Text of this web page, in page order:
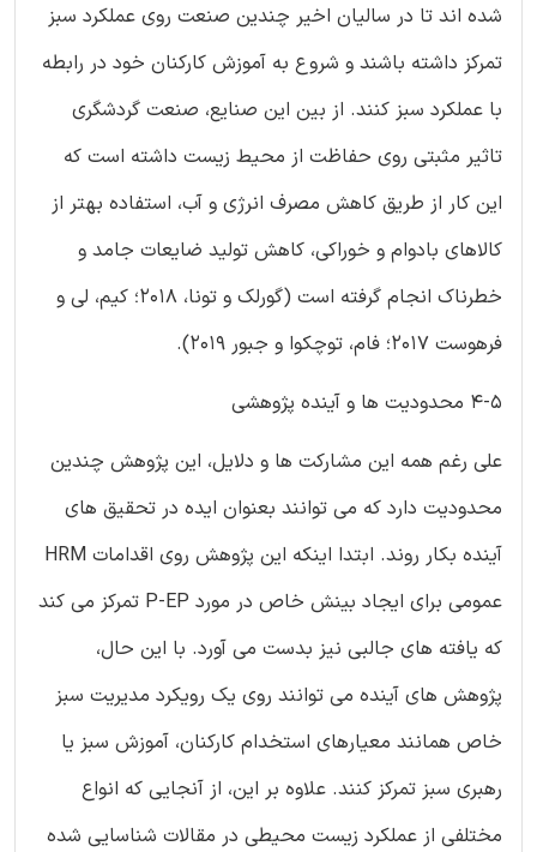
شده اند تا در سالیان اخیر چندین صنعت روی عملکرد سبز
تمرکز داشته باشند و شروع به آموزش کارکنان خود در رابطه
با عملکرد سبز کنند. از بین این صنایع، صنعت گردشگری
تاثیر مثبتی روی حفاظت از محیط زیست داشته است که
این کار از طریق کاهش مصرف انرژی و آب، استفاده بهتر از
کالاهای بادوام و خوراکی، کاهش تولید ضایعات جامد و
خطرناک انجام گرفته است (گورلک و تونا، 2018؛ کیم، لی و
فرهوست 2017؛ فام، توچکوا و جبور 2019).
4-5 محدودیت ها و آینده پژوهشی
علی رغم همه این مشارکت ها و دلایل، این پژوهش چندین
محدودیت دارد که می توانند بعنوان ایده در تحقیق های
آینده بکار روند. ابتدا اینکه این پژوهش روی اقدامات HRM
عمومی برای ایجاد بینش خاص در مورد P-EP تمرکز می کند
که یافته های جالبی نیز بدست می آورد. با این حال،
پژوهش های آینده می توانند روی یک رویکرد مدیریت سبز
خاص همانند معیارهای استخدام کارکنان، آموزش سبز یا
رهبری سبز تمرکز کنند. علاوه بر این، از آنجایی که انواع
مختلفی از عملکرد زیست محیطی در مقالات شناسایی شده